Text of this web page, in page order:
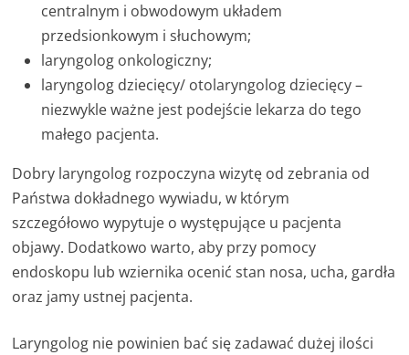
centralnym i obwodowym układem
przedsionkowym i słuchowym;
laryngolog onkologiczny;
laryngolog dziecięcy/ otolaryngolog dziecięcy –
niezwykle ważne jest podejście lekarza do tego
małego pacjenta.
Dobry laryngolog rozpoczyna wizytę od zebrania od
Państwa dokładnego wywiadu, w którym
szczegółowo wypytuje o występujące u pacjenta
objawy. Dodatkowo warto, aby przy pomocy
endoskopu lub wziernika ocenić stan nosa, ucha, gardła
oraz jamy ustnej pacjenta.
Laryngolog nie powinien bać się zadawać dużej ilości